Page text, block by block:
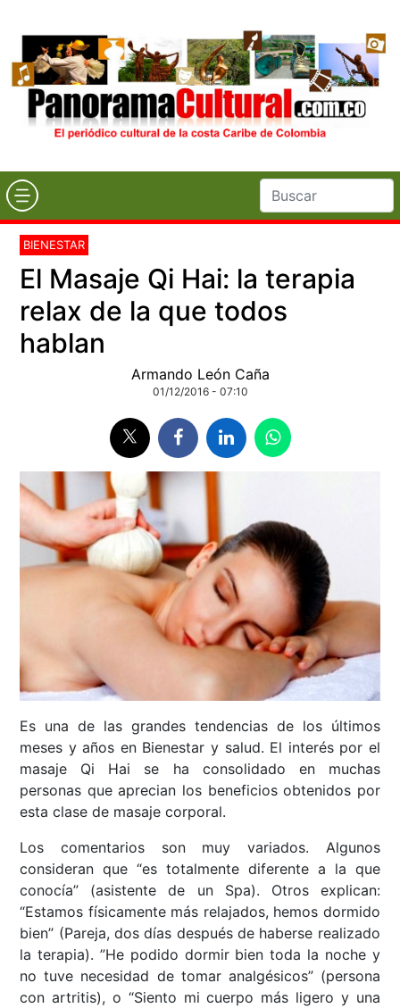
BIENESTAR
El Masaje Qi Hai: la terapia
relax de la que todos
hablan
Armando León Caña
01/12/2016 - 07:10
Es una de las grandes tendencias de los últimos
meses y años en Bienestar y salud. El interés por el
masaje Qi Hai se ha consolidado en muchas
personas que aprecian los beneficios obtenidos por
esta clase de masaje corporal.
Los comentarios son muy variados. Algunos
consideran que “es totalmente diferente a la que
conocía” (asistente de un Spa). Otros explican:
“Estamos físicamente más relajados, hemos dormido
bien” (Pareja, dos días después de haberse realizado
la terapia). ”He podido dormir bien toda la noche y
no tuve necesidad de tomar analgésicos” (persona
con artritis), o “Siento mi cuerpo más ligero y una